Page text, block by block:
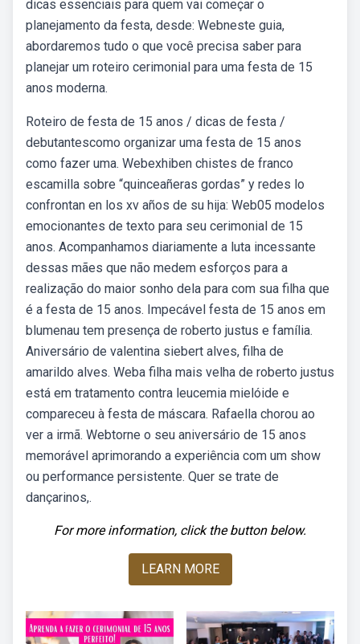
dicas essenciais para quem vai começar o
planejamento da festa, desde: Webneste guia,
abordaremos tudo o que você precisa saber para
planejar um roteiro cerimonial para uma festa de 15
anos moderna.
Roteiro de festa de 15 anos / dicas de festa /
debutantescomo organizar uma festa de 15 anos
como fazer uma. Webexhiben chistes de franco
escamilla sobre “quinceañeras gordas” y redes lo
confrontan en los xv años de su hija: Web05 modelos
emocionantes de texto para seu cerimonial de 15
anos. Acompanhamos diariamente a luta incessante
dessas mães que não medem esforços para a
realização do maior sonho dela para com sua filha que
é a festa de 15 anos. Impecável festa de 15 anos em
blumenau tem presença de roberto justus e família.
Aniversário de valentina siebert alves, filha de
amarildo alves. Weba filha mais velha de roberto justus
está em tratamento contra leucemia mielóide e
compareceu à festa de máscara. Rafaella chorou ao
ver a irmã. Webtorne o seu aniversário de 15 anos
memorável aprimorando a experiência com um show
ou performance persistente. Quer se trate de
dançarinos,.
For more information, click the button below.
LEARN MORE